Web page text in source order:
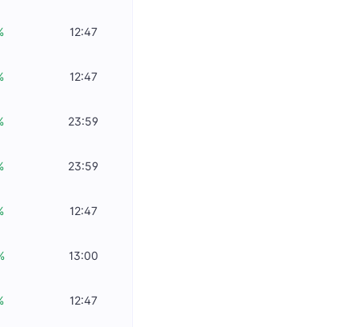
12:47
12:47
23:59
23:59
12:47
13:00
12:47